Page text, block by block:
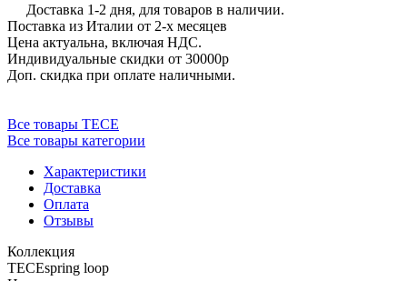
Доставка 1-2 дня, для товаров в наличии.
Поставка из Италии от 2-х месяцев
Цена актуальна, включая НДС.
Индивидуальные скидки от 30000р
Доп. скидка при оплате наличными.
Все товары TECE
Все товары категории
Характеристики
Доставка
Оплата
Отзывы
Коллекция
TECEspring loop